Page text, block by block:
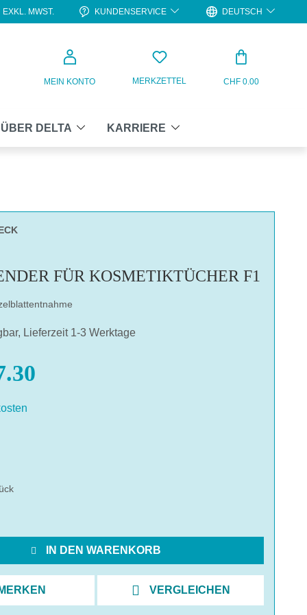
EXKL. MWST. KUNDENSERVICE DEUTSCH
MEIN KONTO MERKZETTEL CHF 0.00
ÜBER DELTA KARRIERE
FÜR KOSMETIKTÜCHER F1
Lieferzeit 1-3 Werktage
IN DEN WARENKORB
MERKEN VERGLEICHEN